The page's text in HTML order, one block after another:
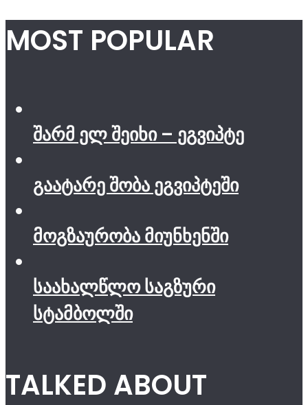
MOST POPULAR
შარმ ელ შეიხი – ეგვიპტე
გაატარე შობა ეგვიპტეში
მოგზაურობა მიუნხენში
საახალწლო საგზური
სტამბოლში
TALKED ABOUT